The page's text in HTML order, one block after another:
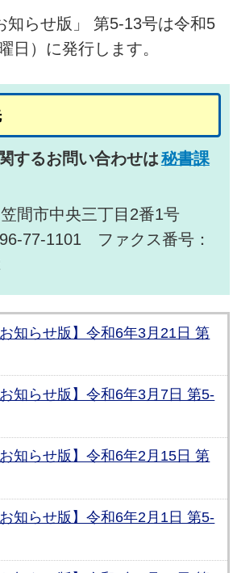
知らせ版」 第5-13号は令和5
日）に発行します。
するお問い合わせは秘書課
間市中央三丁目2番1号
77-1101 ファクス番号：
知らせ版】令和6年3月21日 第
知らせ版】令和6年3月7日 第5-
知らせ版】令和6年2月15日 第
知らせ版】令和6年2月1日 第5-